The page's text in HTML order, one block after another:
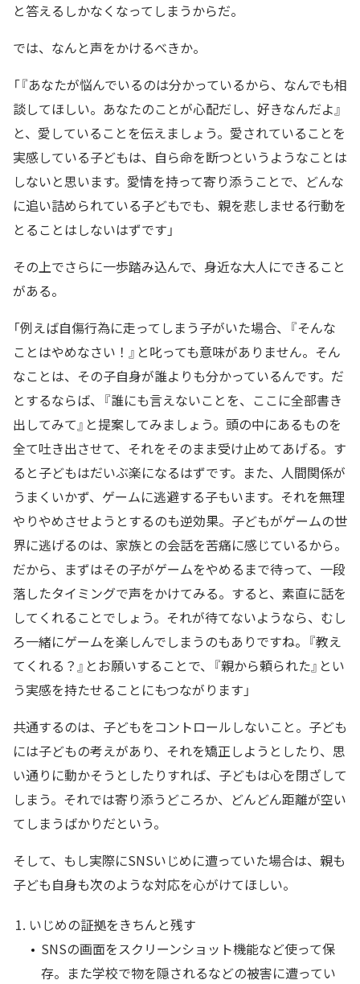
と答えるしかなくなってしまうからだ。
では、なんと声をかけるべきか。
「『あなたが悩んでいるのは分かっているから、なんでも相
談してほしい。あなたのことが心配だし、好きなんだよ』
と、愛していることを伝えましょう。愛されていることを
実感している子どもは、自ら命を断つというようなことは
しないと思います。愛情を持って寄り添うことで、どんな
に追い詰められている子どもでも、親を悲しませる行動を
とることはしないはずです」
その上でさらに一歩踏み込んで、身近な大人にできること
がある。
「例えば自傷行為に走ってしまう子がいた場合、『そんな
ことはやめなさい！』と叱っても意味がありません。そん
なことは、その子自身が誰よりも分かっているんです。だ
とするならば、『誰にも言えないことを、ここに全部書き
出してみて』と提案してみましょう。頭の中にあるものを
全て吐き出させて、それをそのまま受け止めてあげる。す
ると子どもはだいぶ楽になるはずです。また、人間関係が
うまくいかず、ゲームに逃避する子もいます。それを無理
やりやめさせようとするのも逆効果。子どもがゲームの世
界に逃げるのは、家族との会話を苦痛に感じているから。
だから、まずはその子がゲームをやめるまで待って、一段
落したタイミングで声をかけてみる。すると、素直に話を
してくれることでしょう。それが待てないようなら、むし
ろ一緒にゲームを楽しんでしまうのもありですね。『教え
てくれる？』とお願いすることで、『親から頼られた』とい
う実感を持たせることにもつながります」
共通するのは、子どもをコントロールしないこと。子ども
には子どもの考えがあり、それを矯正しようとしたり、思
い通りに動かそうとしたりすれば、子どもは心を閉ざして
しまう。それでは寄り添うどころか、どんどん距離が空い
てしまうばかりだという。
そして、もし実際にSNSいじめに遭っていた場合は、親も
子ども自身も次のような対応を心がけてほしい。
いじめの証拠をきちんと残す
SNSの画面をスクリーンショット機能など使って保
存。また学校で物を隠されるなどの被害に遭ってい